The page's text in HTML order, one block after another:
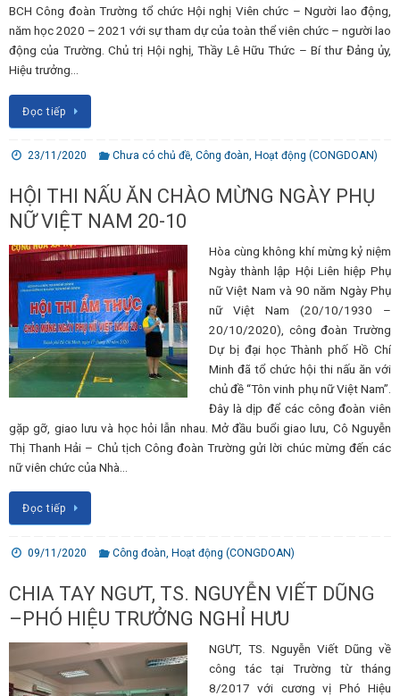
BCH Công đoàn Trường tổ chức Hội nghị Viên chức – Người lao động,
năm học 2020 – 2021 với sự tham dự của toàn thể viên chức – người lao
động của Trường. Chủ trị Hội nghị, Thầy Lê Hữu Thức – Bí thư Đảng ủy,
Hiệu trưởng…
Đọc tiếp
23/11/2020 Chưa có chủ đề,Công đoàn, Hoạt động (CONGDOAN)
HỘI THI NẤU ĂN CHÀO MỪNG NGÀY PHỤ
NỮ VIỆT NAM 20-10
Hòa cùng không khí mừng kỷ niệm
Ngày thành lập Hội Liên hiệp Phụ
nữ Việt Nam và 90 năm Ngày Phụ
nữ Việt Nam (20/10/1930 –
20/10/2020), công đoàn Trường
Dự bị đại học Thành phố Hồ Chí
Minh đã tổ chức hội thi nấu ăn với
chủ đề “Tôn vinh phụ nữ Việt Nam”.
Đây là dịp để các công đoàn viên
gặp gỡ, giao lưu và học hỏi lẫn nhau. Mở đầu buổi giao lưu, Cô Nguyễn
Thị Thanh Hải – Chủ tịch Công đoàn Trường gửi lời chúc mừng đến các
nữ viên chức của Nhà…
Đọc tiếp
09/11/2020 Công đoàn ,Hoạt động (CONGDOAN)
CHIA TAY NGƯT, TS. NGUYỄN VIẾT DŨNG
–PHÓ HIỆU TRƯỞNG NGHỈ HƯU
NGƯT, TS. Nguyễn Viết Dũng về
công tác tại Trường từ tháng
8/2017 với cương vị Phó Hiệu